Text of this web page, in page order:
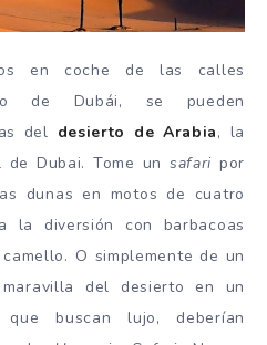
en coche de las calles
de Dubái, se pueden
del desierto de Arabia, la
Dubai. Tome un safari por
dunas en motos de cuatro
la diversión con barbacoas
O simplemente de un
del desierto en un
buscan lujo, deberían